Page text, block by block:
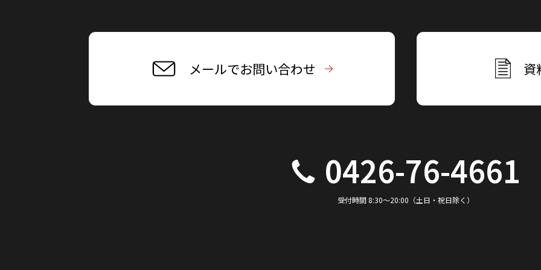
メールでお問い合わせ 資
0426-76-4661
受付時間 8:30～20:00（土日・祝日除く）